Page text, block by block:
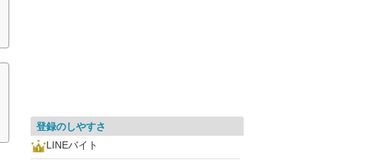
登録のしやすさ
LINEバイト